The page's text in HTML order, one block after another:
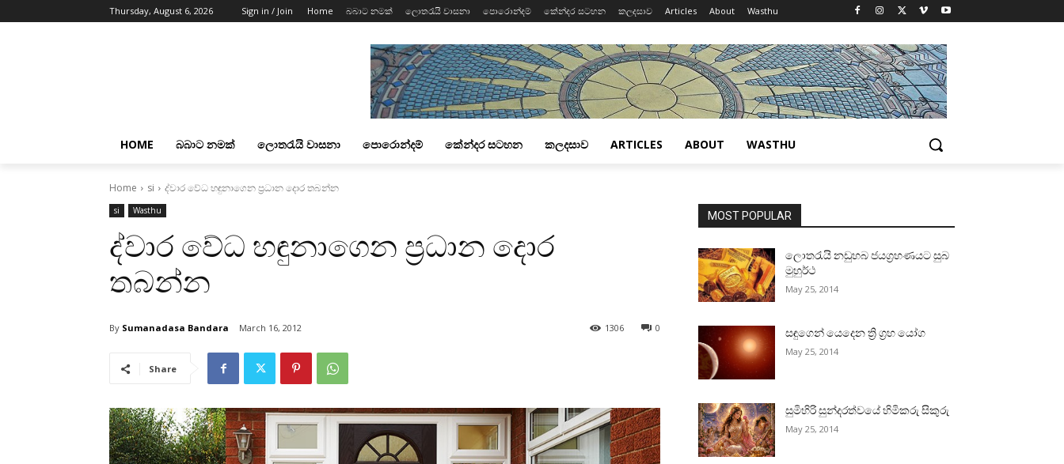
Thursday, August 6, 2026 Sign in / Join Home බබාට නමක් ලොතරැයි වාසනා පොරොන්දම් කේන්දර සටහන කලදසාව Articles About Wasthu
HOME බබාට නමක් ලොතරැයි වාසනා පොරොන්දම් කේන්දර සටහන කලදසාව ARTICLES ABOUT WASTHU
Home si ද්වාර වේධ හඳුනාගෙන ප්‍රධාන දොර තබන්න
si Wasthu
ද්වාර වේධ හඳුනාගෙන ප්‍රධාන දොර
තබන්න
By Sumanadasa Bandara March 16, 2012 0
1306
Share
MOST POPULAR
ලොතරැයි නඩුහබ ජයග්‍රහණයට සුබ
මුහුර්ථ
May 25, 2014
සඳුගෙන් යෙදෙන ත්‍රි ග්‍රහ යෝග
May 25, 2014
සුමිහිරි සුන්දරත්වයේ හිමිකරු සිකුරු
May 25, 2014